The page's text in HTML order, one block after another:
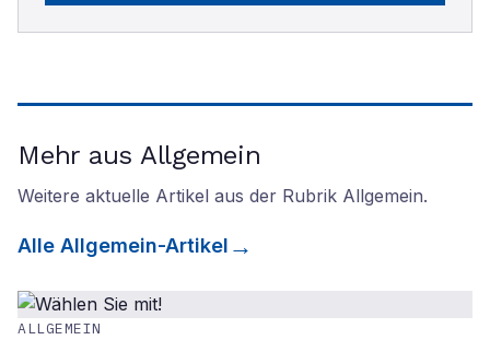
Mehr aus Allgemein
Weitere aktuelle Artikel aus der Rubrik Allgemein.
Alle Allgemein-Artikel
ALLGEMEIN